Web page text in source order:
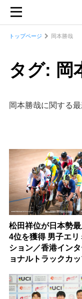
トップページ 岡本勝哉
タグ: 岡
岡本勝哉に関する
松田祥位が日本勢
4位を獲得 男子エリ
ション／香港イン
ョナルトラックカ